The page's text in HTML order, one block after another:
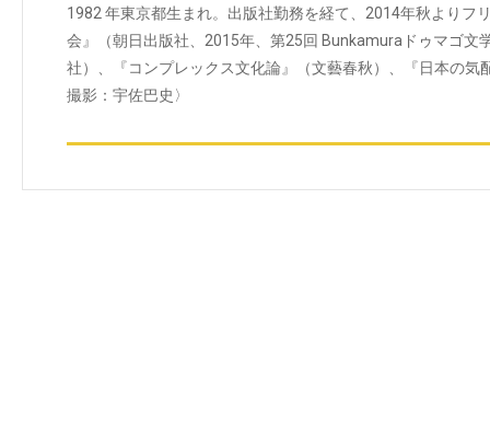
1982 年東京都生まれ。出版社勤務を経て、2014年秋よりフ
会』（朝日出版社、2015年、第25回 Bunkamuraドゥマゴ文
社）、『コンプレックス文化論』（文藝春秋）、『日本の気
撮影：宇佐巴史〉